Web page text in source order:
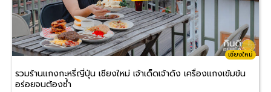
เชียงใหม่
รวมร้านแกงกะหรี่ญี่ปุ่น เชียงใหม่ เจ้าเด็ดเจ้าดัง เครื่องแกงเข้มข้น
อร่อยจนต้องซ้ำ